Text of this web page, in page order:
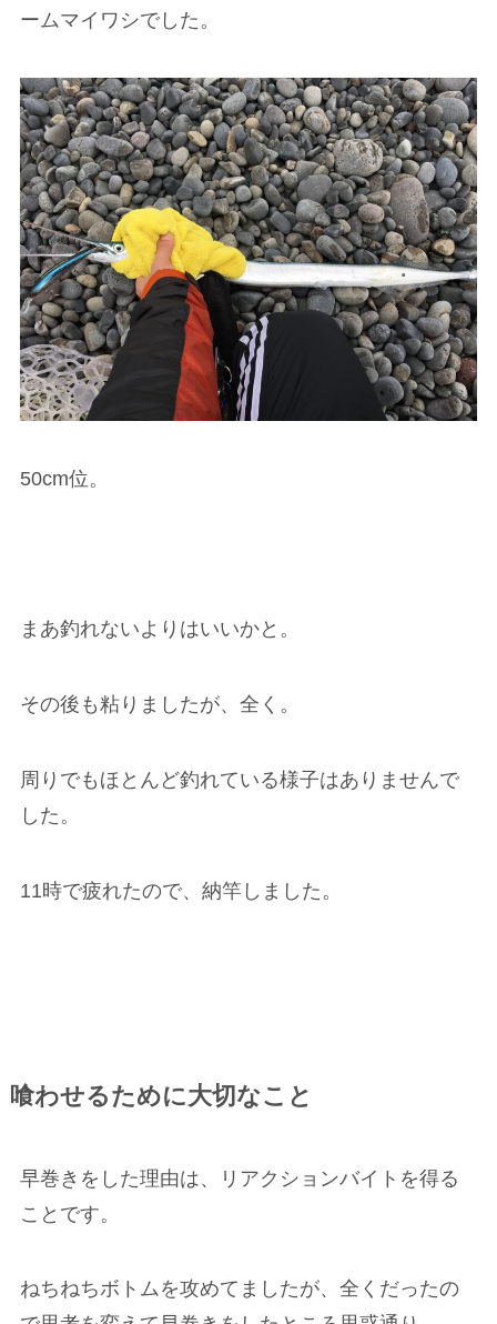
ームマイワシでした。
50cm位。
まあ釣れないよりはいいかと。
その後も粘りましたが、全く。
周りでもほとんど釣れている様子はありませんで
した。
11時で疲れたので、納竿しました。
喰わせるために大切なこと
早巻きをした理由は、リアクションバイトを得る
ことです。
ねちねちボトムを攻めてましたが、全くだったの